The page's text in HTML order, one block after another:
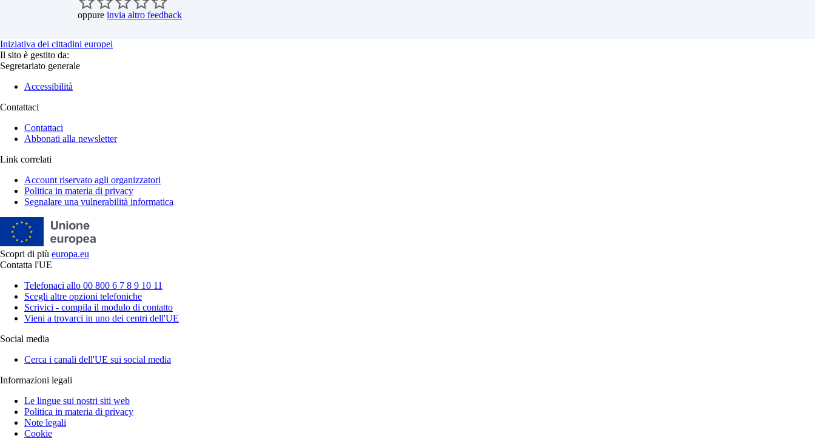
oppure invia altro feedback
Iniziativa dei cittadini europei
Il sito è gestito da:
Segretariato generale
Accessibilità
Contattaci
Contattaci
Abbonati alla newsletter
Link correlati
Account riservato agli organizzatori
Politica in materia di privacy
Segnalare una vulnerabilità informatica
Scopri di più europa.eu
Contatta l'UE
Telefonaci allo 00 800 6 7 8 9 10 11
Scegli altre opzioni telefoniche
Scrivici - compila il modulo di contatto
Vieni a trovarci in uno dei centri dell'UE
Social media
Cerca i canali dell'UE sui social media
Informazioni legali
Le lingue sui nostri siti web
Politica in materia di privacy
Note legali
Cookie